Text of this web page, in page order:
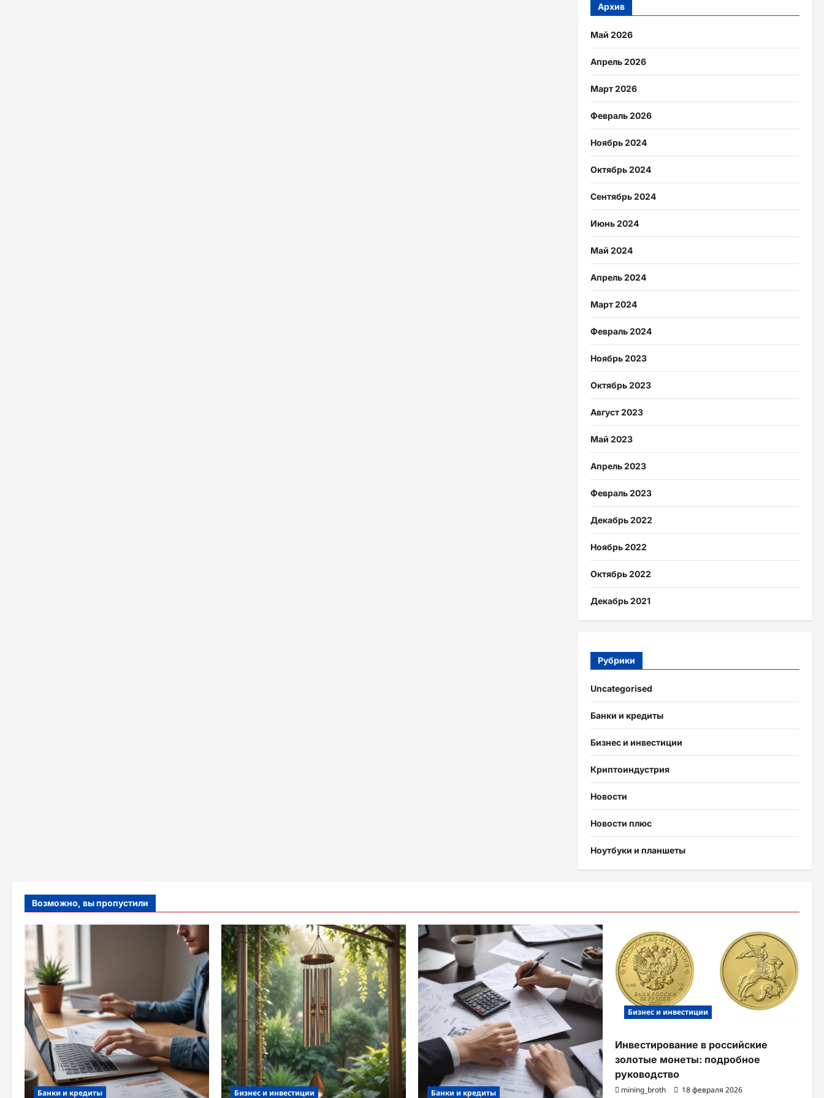
Архив
Май 2026
Апрель 2026
Март 2026
Февраль 2026
Ноябрь 2024
Октябрь 2024
Сентябрь 2024
Июнь 2024
Май 2024
Апрель 2024
Март 2024
Февраль 2024
Ноябрь 2023
Октябрь 2023
Август 2023
Май 2023
Апрель 2023
Февраль 2023
Декабрь 2022
Ноябрь 2022
Октябрь 2022
Декабрь 2021
Рубрики
Uncategorised
Банки и кредиты
Бизнес и инвестиции
Криптоиндустрия
Новости
Новости плюс
Ноутбуки и планшеты
Возможно, вы пропустили
Банки и кредиты Бизнес и инвестиции Банки и кредиты
Бизнес и инвестиции
Инвестирование в российские
золотые монеты: подробное
руководство
mining_broth 18 февраля 2026